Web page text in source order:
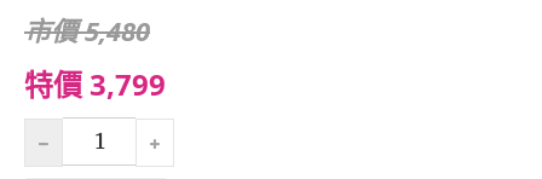
市價 5,480
特價 3,799